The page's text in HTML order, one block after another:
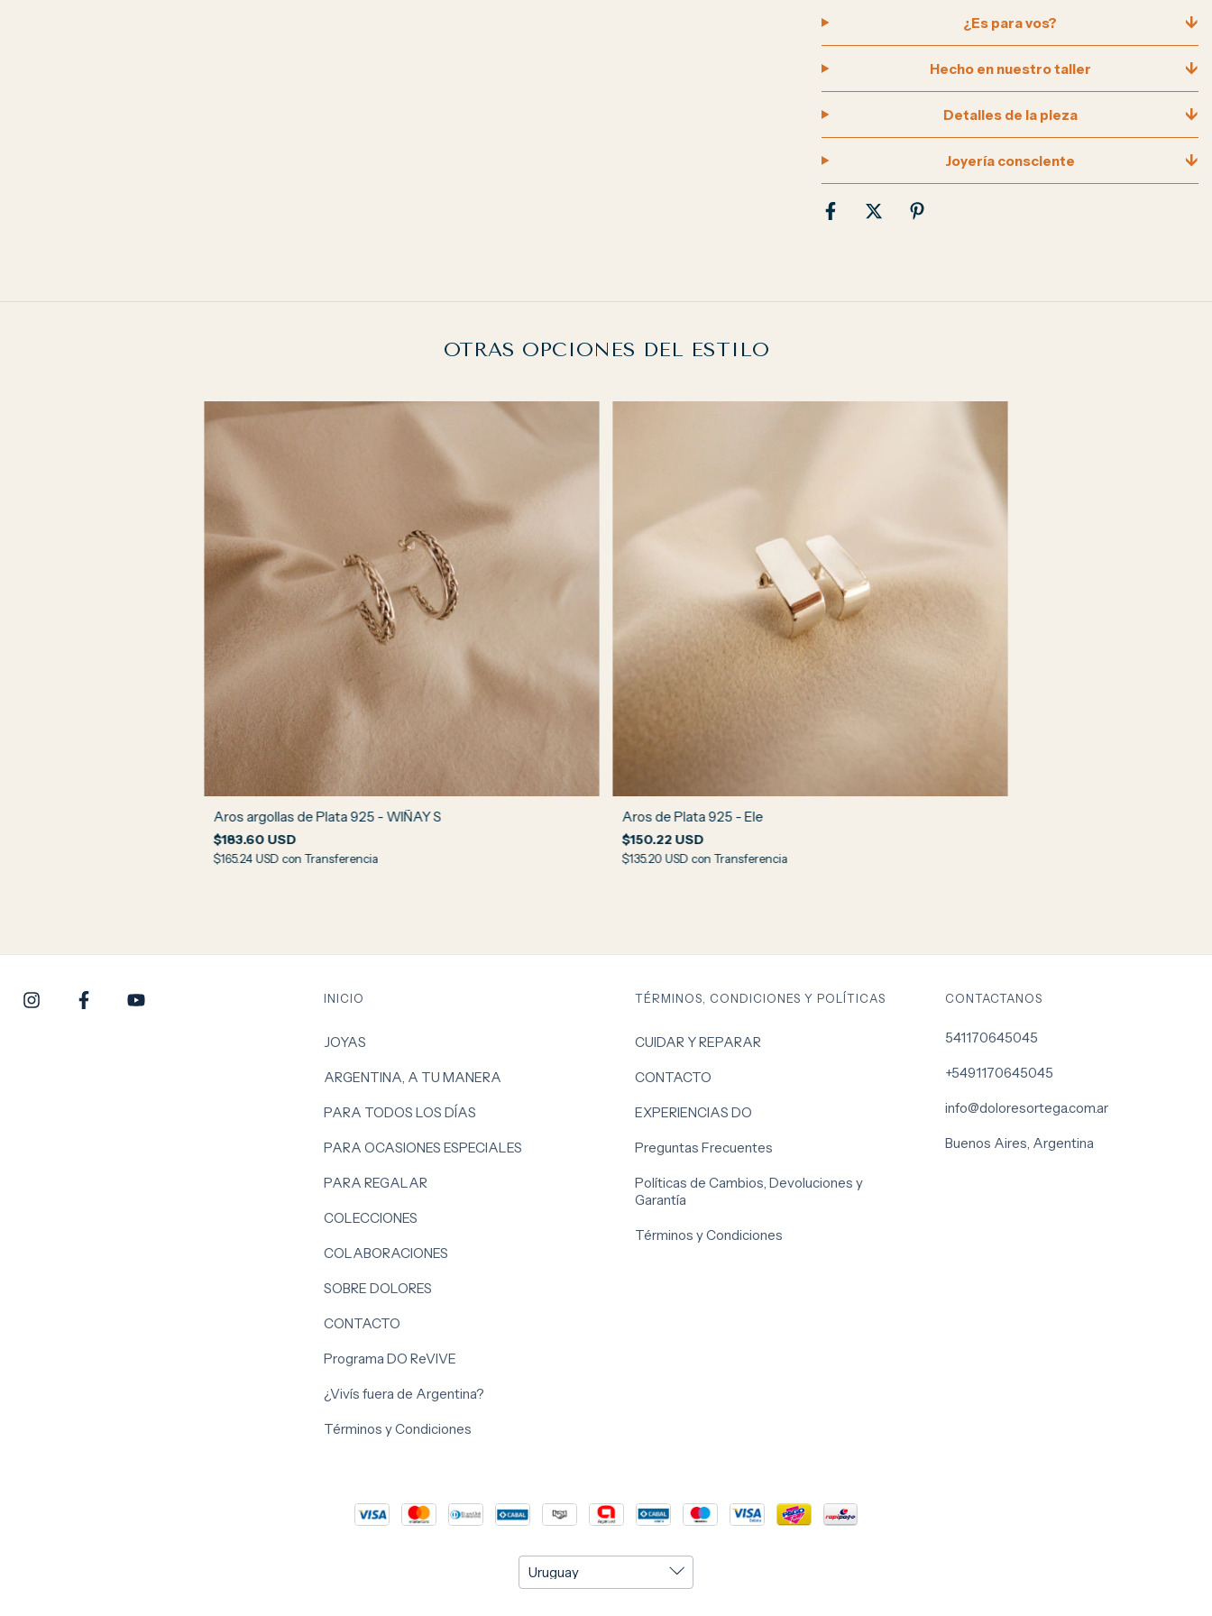
¿Es para vos? ↓
Hecho en nuestro taller ↓
Detalles de la pieza ↓
Joyería consciente ↓
OTRAS OPCIONES DEL ESTILO
Aros argollas de Plata 925 - WIÑAY S
$183.60 USD
$165.24 USD con Transferencia
Aros de Plata 925 - Ele
$150.22 USD
$135.20 USD con Transferencia
INICIO
JOYAS
ARGENTINA, A TU MANERA
PARA TODOS LOS DÍAS
PARA OCASIONES ESPECIALES
PARA REGALAR
COLECCIONES
COLABORACIONES
SOBRE DOLORES
CONTACTO
Programa DO ReVIVE
¿Vivís fuera de Argentina?
Términos y Condiciones
TÉRMINOS, CONDICIONES Y POLÍTICAS
CUIDAR Y REPARAR
CONTACTO
EXPERIENCIAS DO
Preguntas Frecuentes
Políticas de Cambios, Devoluciones y
Garantía
Términos y Condiciones
CONTACTANOS
541170645045
+5491170645045
info@doloresortega.com.ar
Buenos Aires, Argentina